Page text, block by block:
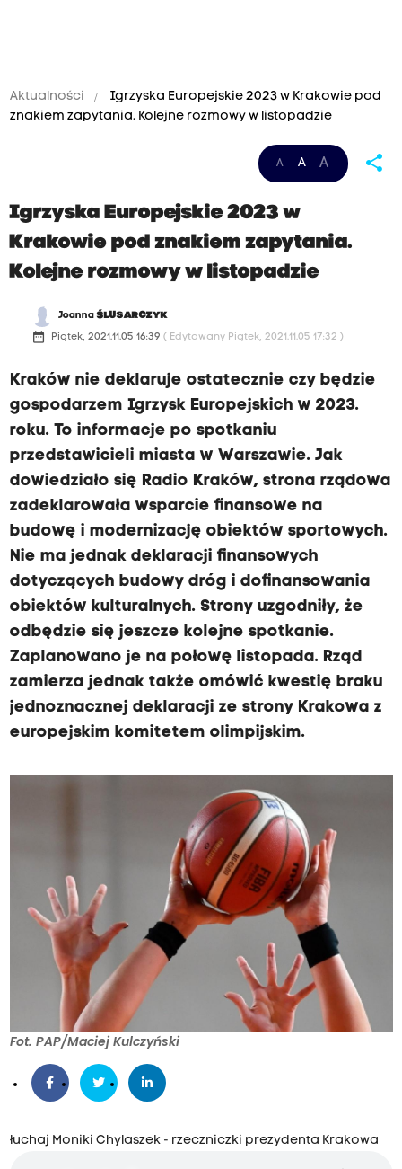
Aktualności
Igrzyska Europejskie 2023 w Krakowie pod
znakiem zapytania. Kolejne rozmowy w listopadzie
A A A share
Igrzyska Europejskie 2023 w
Krakowie pod znakiem zapytania.
Kolejne rozmowy w listopadzie
JoannaŚLUSARCZYK
date_range Piątek, 2021.11.05 16:39 ( Edytowany Piątek, 2021.11.05 17:32 )
Kraków nie deklaruje ostatecznie czy będzie
gospodarzem Igrzysk Europejskich w 2023.
roku. To informacje po spotkaniu
przedstawicieli miasta w Warszawie. Jak
dowiedziało się Radio Kraków, strona rządowa
zadeklarowała wsparcie finansowe na
budowę i modernizację obiektów sportowych.
Nie ma jednak deklaracji finansowych
dotyczących budowy dróg i dofinansowania
obiektów kulturalnych. Strony uzgodniły, że
odbędzie się jeszcze kolejne spotkanie.
Zaplanowano je na połowę listopada. Rząd
zamierza jednak także omówić kwestię braku
jednoznacznej deklaracji ze strony Krakowa z
europejskim komitetem olimpijskim.
Fot. PAP/Maciej Kulczyński
łuchaj Moniki Chylaszek - rzeczniczki prezydenta Krakowa